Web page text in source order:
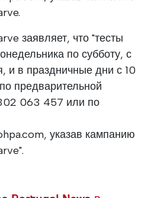
заявляет, что "тесты
по субботу, с
и в праздничные дни с 10
предварительной
063 457 или по
указав кампанию